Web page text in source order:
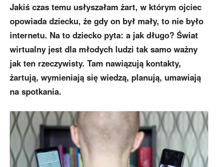
Jakiś czas temu usłyszałam żart, w którym ojciec
opowiada dziecku, że gdy on był mały, to nie było
internetu. Na to dziecko pyta: a jak długo? Świat
wirtualny jest dla młodych ludzi tak samo ważny
jak ten rzeczywisty. Tam nawiązują kontakty,
żartują, wymieniają się wiedzą, planują, umawiają
na spotkania.